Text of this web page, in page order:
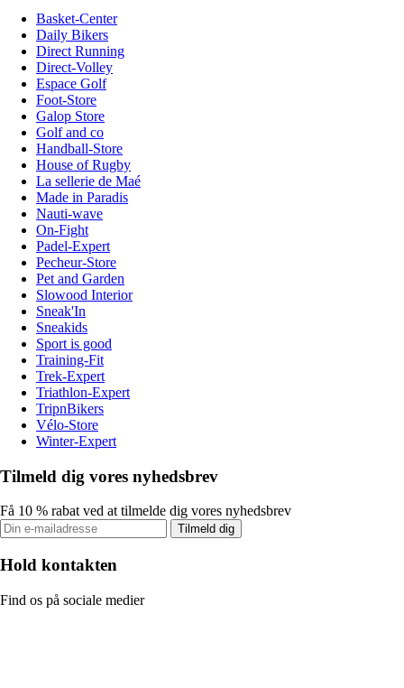
Basket-Center
Daily Bikers
Direct Running
Direct-Volley
Espace Golf
Foot-Store
Galop Store
Golf and co
Handball-Store
House of Rugby
La sellerie de Maé
Made in Paradis
Nauti-wave
On-Fight
Padel-Expert
Pecheur-Store
Pet and Garden
Slowood Interior
Sneak'In
Sneakids
Sport is good
Training-Fit
Trek-Expert
Triathlon-Expert
TripnBikers
Vélo-Store
Winter-Expert
Tilmeld dig vores nyhedsbrev
Få 10 % rabat ved at tilmelde dig vores nyhedsbrev
Tilmeld dig
Hold kontakten
Find os på sociale medier